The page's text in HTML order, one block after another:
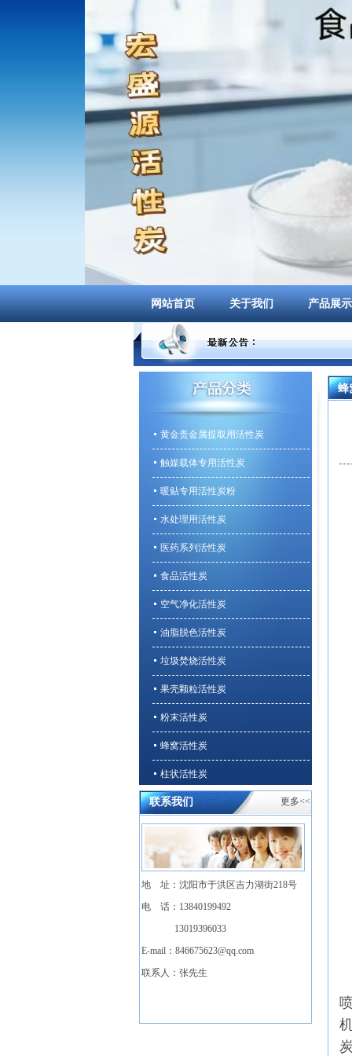
网站首页 关于我们 产品展示
黄金贵金属提取用活性炭
触媒载体专用活性炭
暖贴专用活性炭粉
水处理用活性炭
医药系列活性炭
食品活性炭
空气净化活性炭
油脂脱色活性炭
垃圾焚烧活性炭
果壳颗粒活性炭
粉末活性炭
蜂窝活性炭
柱状活性炭
石英砂、无烟煤
溶剂回收/VOCs净化专用活性炭
联系我们 更多<<
地 址：沈阳市于洪区吉力湖街218号
电 话：13840199492
13019396033
E-mail： 846675623@qq.com
联系人：张先生
蜂